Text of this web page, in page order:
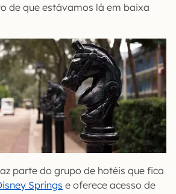
de que estávamos lá em baixa
parte do grupo de hotéis que fica
Springs e oferece acesso de